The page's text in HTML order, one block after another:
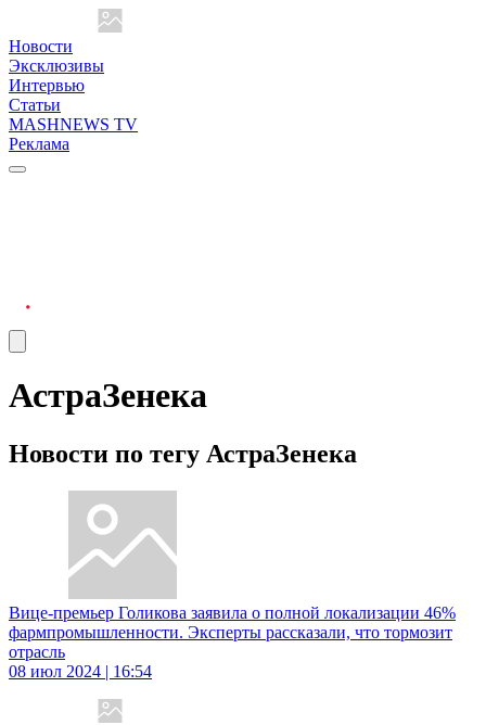
Новости
Эксклюзивы
Интервью
Статьи
MASHNEWS TV
Реклама
АстраЗенека
Новости по тегу АстраЗенека
Вице-премьер Голикова заявила о полной локализации 46%
фармпромышленности. Эксперты рассказали, что тормозит
отрасль
08 июл 2024 | 16:54